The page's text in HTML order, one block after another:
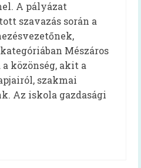
A pályázat
szavazás során a
Mészáros
közönség, akit a
szakmai
Az iskola gazdasági